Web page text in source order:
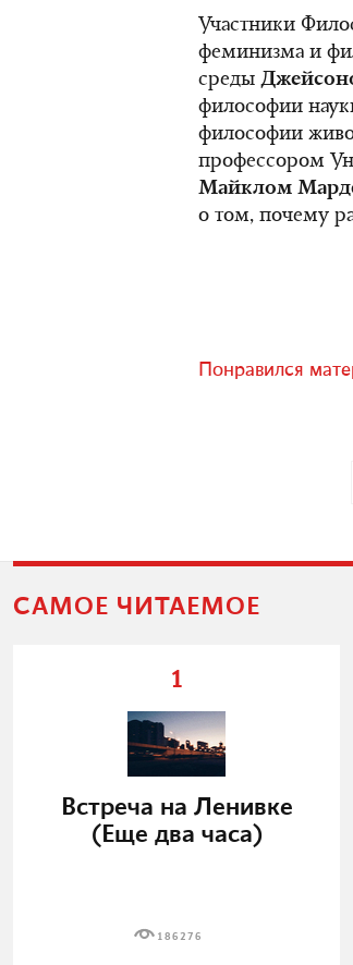
Участники
феминизма и
среды
философии
философии
профессором
Майклом
о том, почему
Понравился
САМОЕ ЧИТАЕМОЕ
1
Встреча на Ленивке
(Еще два часа)
186276